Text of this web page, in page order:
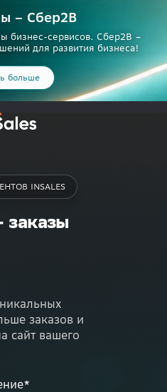
– Сбер2B
бизнес-сервисов. Сбер2В –
для развития бизнеса!
больше
INSALES
заказов и
сайт вашего